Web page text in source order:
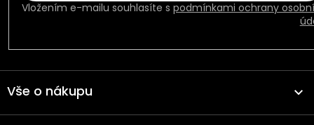
Vložením e-mailu souhlasíte s podmínkami ochrany
Vše o nákupu